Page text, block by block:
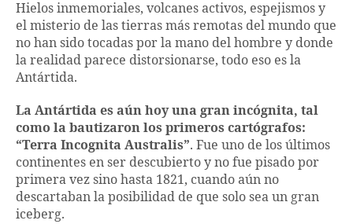
Hielos inmemoriales, volcanes activos, espejismos y
el misterio de las tierras más remotas del mundo que
no han sido tocadas por la mano del hombre y donde
la realidad parece distorsionarse, todo eso es la
Antártida.
La Antártida es aún hoy una gran incógnita, tal
como la bautizaron los primeros cartógrafos:
“Terra Incognita Australis”. Fue uno de los últimos
continentes en ser descubierto y no fue pisado por
primera vez sino hasta 1821, cuando aún no
descartaban la posibilidad de que solo sea un gran
iceberg.